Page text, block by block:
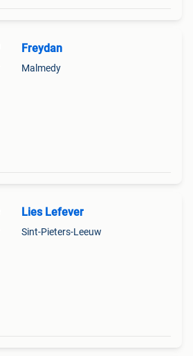
Freydan
Malmedy
Lies Lefever
Sint-Pieters-Leeuw